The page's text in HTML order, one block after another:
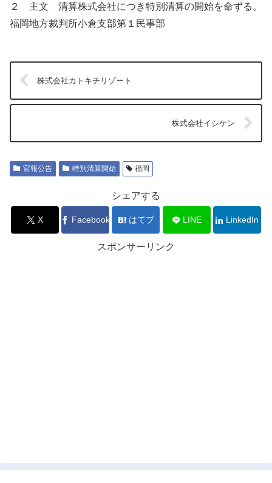
２ 主文 清算株式会社につき特別清算の開始を命ずる。
福岡地方裁判所小倉支部第１民事部
株式会社カトキチリゾート
株式会社イシケン
官報公告 特別清算開始 福岡
シェアする
X Facebook はてブ LINE LinkedIn
スポンサーリンク